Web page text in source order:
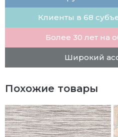
Клиенты в 68
Более 30 лет на
Широкий
Похожие товары